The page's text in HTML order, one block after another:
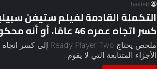
haideb
كسر اتجاه عمره 46 عامًا، أو أنه محكوم عليه بالفشل
الأجزاء المتتابعة التي لا يقوم…